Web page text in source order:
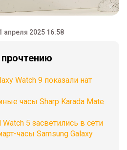
апреля 2025 16:58
Watch 9 показали нат
часы Sharp Karada Mate
5 засветились в сети
часы Samsung Galaxy